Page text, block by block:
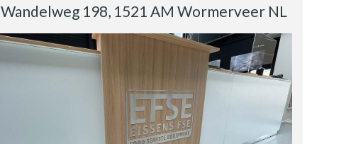
Wandelweg 198, 1521 AM Wormerveer NL